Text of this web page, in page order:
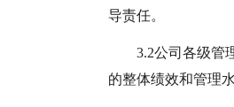
导责任。
3.2公司各级管
的整体绩效和管理